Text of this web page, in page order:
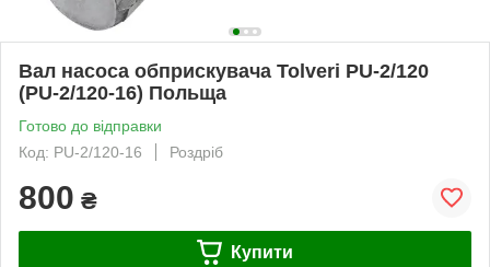
Вал насоса обприскувача Tolveri PU-2/120
(PU-2/120-16) Польща
Готово до відправки
Код: PU-2/120-16
Роздріб
800 ₴
Купити